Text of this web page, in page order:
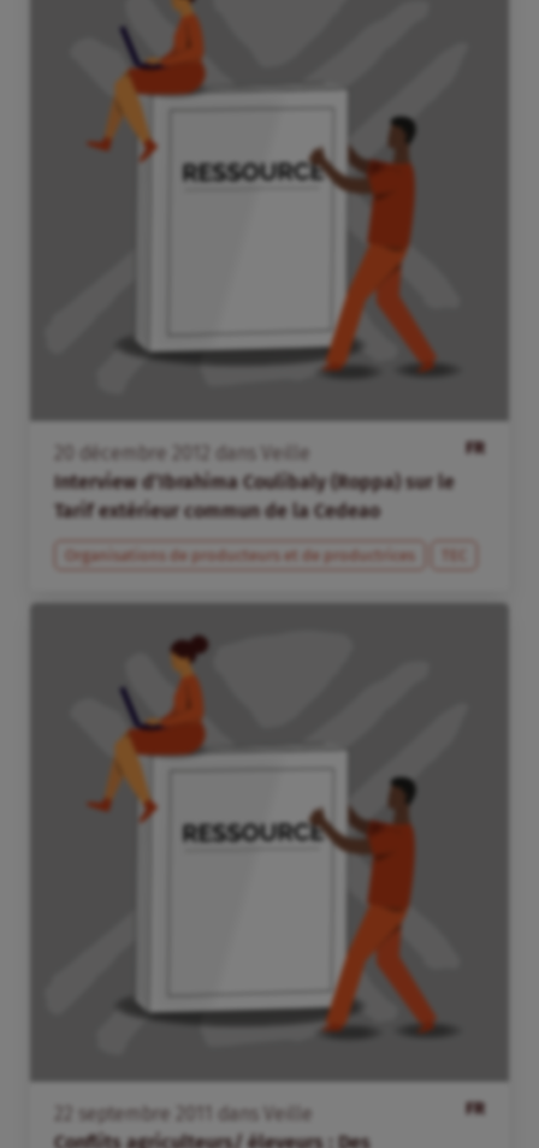
FR
décembre dans
Veille
Interview d’Ibrahima Coulibaly (Roppa) sur le
Tarif extérieur commun de la Cedeao
Organisations de producteurs et de productrices
FR
septembre dans
Veille
Conflits agriculteurs/ éleveurs : Des